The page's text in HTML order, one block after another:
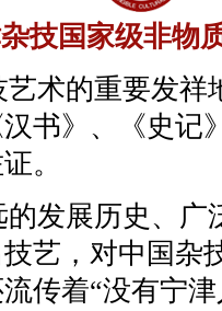
技国家级非物
术的重要发祥
书》、《史记
。
发展历史、广
艺，对中国杂
传着“没有宁